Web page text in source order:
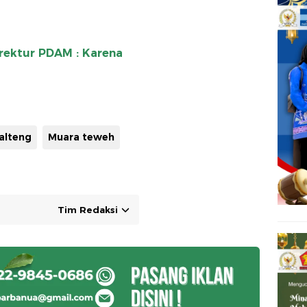
PDAM : Karena
Muara teweh
Tim Redaksi